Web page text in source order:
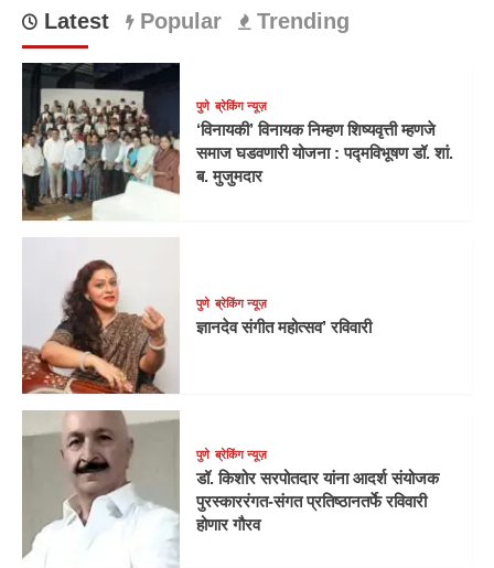
Latest Popular Trending
पुणे ब्रेकिंग न्यूज़
‘विनायकी’ विनायक निम्हण शिष्यवृत्ती म्हणजे
समाज घडवणारी योजना : पद्मविभूषण डॉ. शां.
ब. मुजुमदार
पुणे ब्रेकिंग न्यूज़
ज्ञानदेव संगीत महोत्सव’ रविवारी
पुणे ब्रेकिंग न्यूज़
डॉ. किशोर सरपोतदार यांना आदर्श संयोजक
पुरस्काररंगत-संगत प्रतिष्ठानतर्फे रविवारी
होणार गौरव